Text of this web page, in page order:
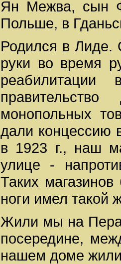
Ян Межва, сын
Польше, в
Родился в Лиде.
руки во время
монопольных
дали концессию
в 1923 г., наш
улице -
Таких
ноги имел такой
Жили мы на
посередине,
нашем доме